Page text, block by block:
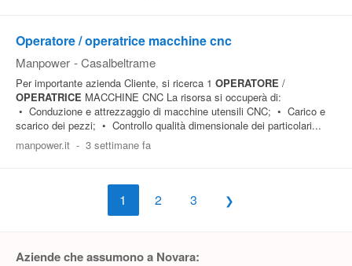
Operatore / operatrice macchine cnc
Manpower - Casalbeltrame
Per importante azienda Cliente, si ricerca 1 OPERATORE /
OPERATRICE MACCHINE CNC La risorsa si occuperà di:
• Conduzione e attrezzaggio di macchine utensili CNC; • Carico e
scarico dei pezzi; • Controllo qualità dimensionale dei particolari...
manpower.it - 3 settimane fa
1 2 3
Aziende che assumono a Novara: